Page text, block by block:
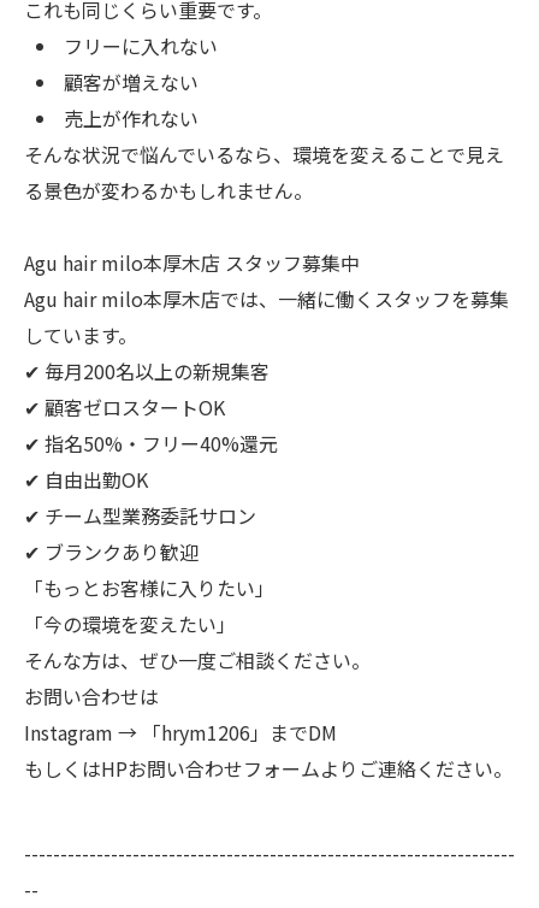
これも同じくらい重要です。
フリーに入れない
顧客が増えない
売上が作れない
そんな状況で悩んでいるなら、環境を変えることで見え
る景色が変わるかもしれません。
Agu hair milo本厚木店 スタッフ募集中
Agu hair milo本厚木店では、一緒に働くスタッフを募集
しています。
✔ 毎月200名以上の新規集客
✔ 顧客ゼロスタートOK
✔ 指名50%・フリー40%還元
✔ 自由出勤OK
✔ チーム型業務委託サロン
✔ ブランクあり歓迎
「もっとお客様に入りたい」
「今の環境を変えたい」
そんな方は、ぜひ一度ご相談ください。
お問い合わせは
Instagram → 「hrym1206」までDM
もしくはHPお問い合わせフォームよりご連絡ください。
--------------------------------------------------------------------
--